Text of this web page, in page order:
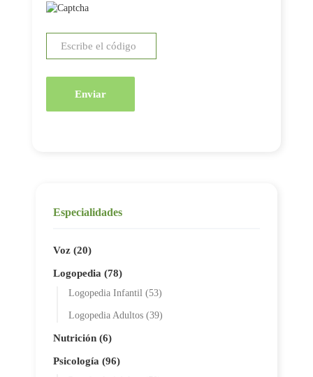
Enviar
Especialidades
Voz (20)
Logopedia (78)
Logopedia Infantil (53)
Logopedia Adultos (39)
Nutrición (6)
Psicología (96)